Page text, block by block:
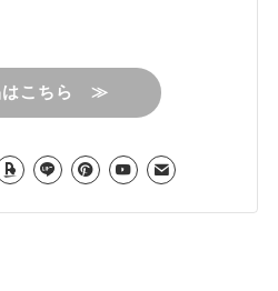
はこちら ≫